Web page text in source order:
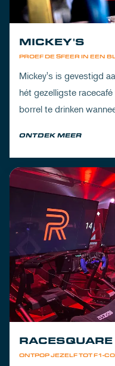
PROEF DE SFEER IN EEN
MICKEY'S
Mickey's is gevestigd
hét gezelligste
borrel te drinken
ONTDEK MEER
ONTPOP JEZELF TOT F1-
RACESQUARE